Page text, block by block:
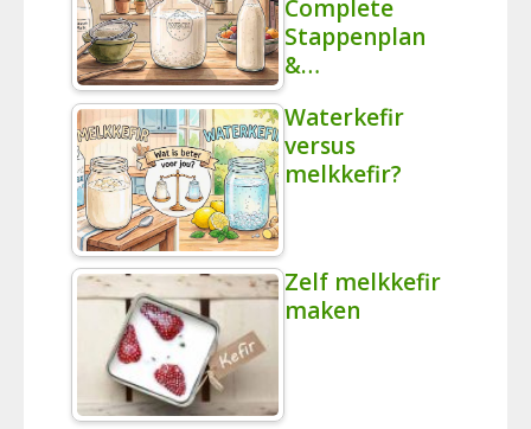
Complete
Stappenplan
&…
Waterkefir
versus
melkkefir?
Zelf melkkefir
maken